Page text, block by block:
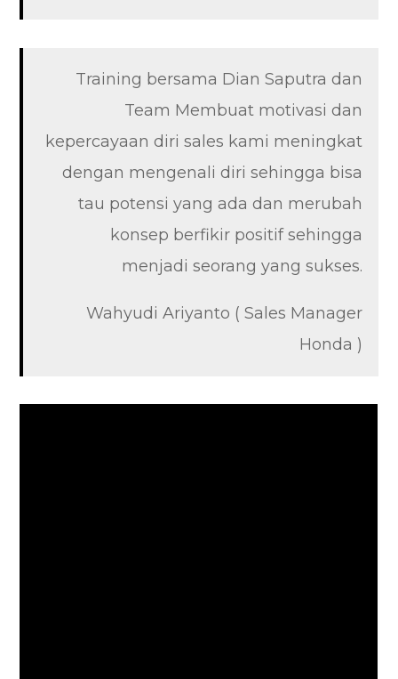
Training bersama Dian Saputra dan
Team Membuat motivasi dan
kepercayaan diri sales kami meningkat
dengan mengenali diri sehingga bisa
tau potensi yang ada dan merubah
konsep berfikir positif sehingga
menjadi seorang yang sukses.
Wahyudi Ariyanto ( Sales Manager
Honda )